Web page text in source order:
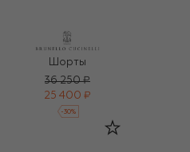
Шорты
36 250 ₽
25 400 ₽
-30%